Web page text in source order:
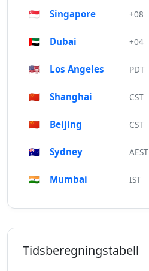
🇸🇬 Singapore +08
🇦🇪 Dubai +04
🇺🇸 Los Angeles PDT
🇨🇳 Shanghai CST
🇨🇳 Beijing CST
🇦🇺 Sydney AEST
🇮🇳 Mumbai IST
Tidsberegningstabell